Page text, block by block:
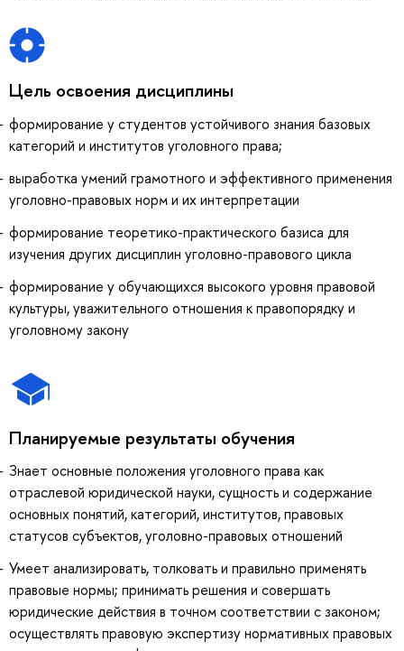
Цель освоения дисциплины
формирование у студентов устойчивого знания базовых
категорий и институтов уголовного права;
выработка умений грамотного и эффективного применения
уголовно-правовых норм и их интерпретации
формирование теоретико-практического базиса для
изучения других дисциплин уголовно-правового цикла
формирование у обучающихся высокого уровня правовой
культуры, уважительного отношения к правопорядку и
уголовному закону
Планируемые результаты обучения
Знает основные положения уголовного права как
отраслевой юридической науки, сущность и содержание
основных понятий, категорий, институтов, правовых
статусов субъектов, уголовно-правовых отношений
Умеет анализировать, толковать и правильно применять
правовые нормы; принимать решения и совершать
юридические действия в точном соответствии с законом;
осуществлять правовую экспертизу нормативных правовых